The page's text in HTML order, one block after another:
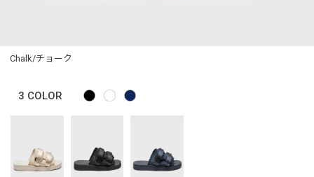
Chalk/チョーク
3 COLOR